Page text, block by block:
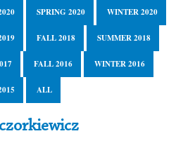
SPRING 2020 WINTER 2020
FALL 2018 SUMMER 2018
FALL 2016 WINTER 2016
ALL